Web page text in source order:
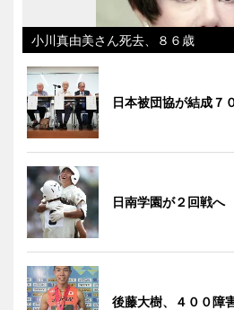
小川真由美さん死去、８６歳
日本被団協が結成７
日南学園が２回戦
後藤大樹、４００障